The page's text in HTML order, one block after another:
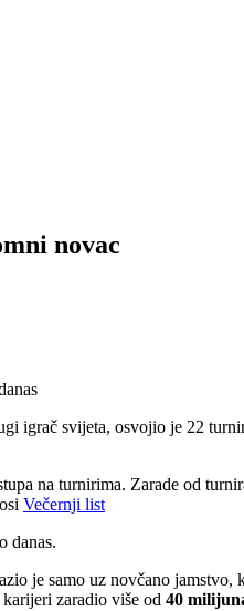
novac
igrač svijeta, osvojio je 22
na turnirima. Zarade od
Večernji list
danas.
je samo uz novčano jamstvo,
zaradio više od 40